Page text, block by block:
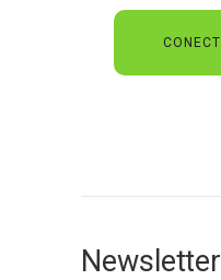
Newsletter